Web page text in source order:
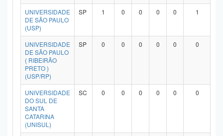
UNIVERSIDADE
DE SÃO PAULO
(USP)
SP 1 0 0 0 0 1
UNIVERSIDADE
DE SÃO PAULO
( RIBEIRÃO
PRETO )
(USP/RP)
SP 0 0 0 0 0 0
UNIVERSIDADE
DO SUL DE
SANTA
CATARINA
(UNISUL)
SC 0 0 0 0 0 0